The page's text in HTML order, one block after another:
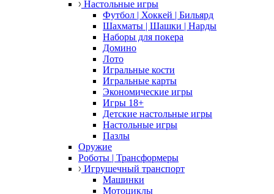
Настольные игры
Футбол | Хоккей | Бильярд
Шахматы | Шашки | Нарды
Наборы для покера
Домино
Лото
Игральные кости
Игральные карты
Экономические игры
Игры 18+
Детские настольные игры
Настольные игры
Пазлы
Оружие
Роботы | Трансформеры
Игрушечный транспорт
Машинки
Мотоциклы